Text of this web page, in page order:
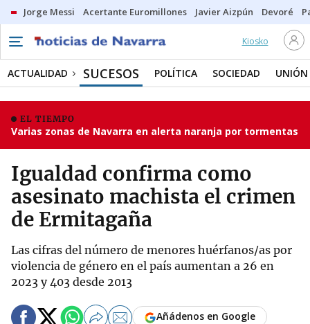
Jorge Messi Acertante Euromillones Javier Aizpún Devoré
Kiosko
ACTUALIDAD SUCESOS POLÍTICA SOCIEDAD UNIÓN
EL TIEMPO
Varias zonas de Navarra en alerta naranja por tormentas
Igualdad confirma como
asesinato machista el crimen
de Ermitagaña
Las cifras del número de menores huérfanos/as por
violencia de género en el país aumentan a 26 en
2023 y 403 desde 2013
Añádenos en Google